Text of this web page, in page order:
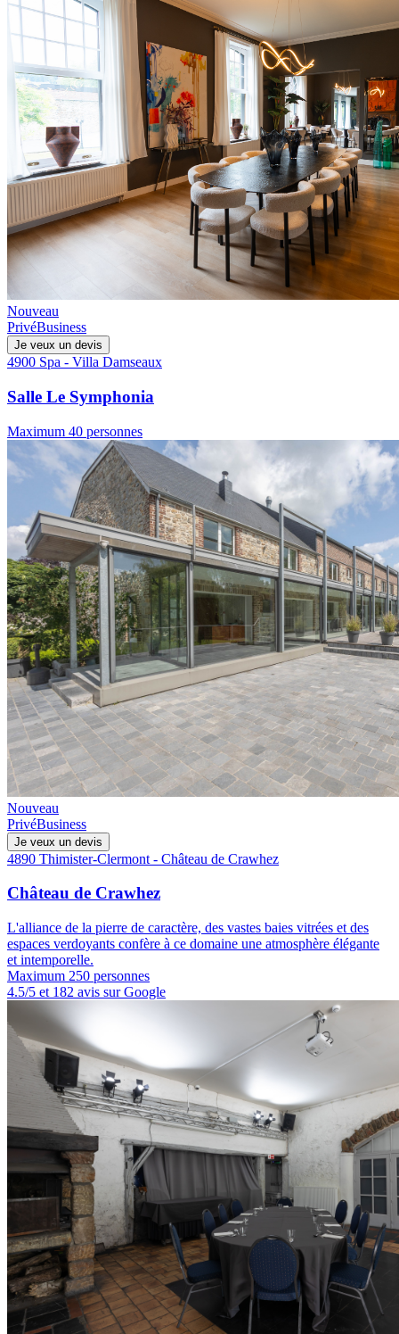
Nouveau
PrivéBusiness
Je veux un devis
4900 Spa - Villa Damseaux
Salle Le Symphonia
Maximum 40 personnes
Nouveau
PrivéBusiness
Je veux un devis
4890 Thimister-Clermont - Château de Crawhez
Château de Crawhez
L'alliance de la pierre de caractère, des vastes baies vitrées et des
espaces verdoyants confère à ce domaine une atmosphère élégante
et intemporelle.
Maximum 250 personnes
4.5/5 et 182 avis sur Google